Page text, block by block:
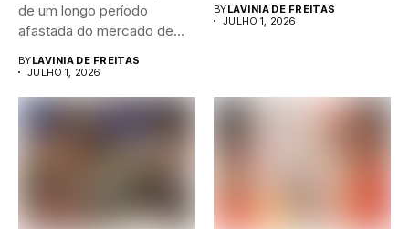
de um longo período
afastada do mercado de...
BYLAVINIA DE FREITAS
JULHO 1, 2026
BYLAVINIA DE FREITAS
JULHO 1, 2026